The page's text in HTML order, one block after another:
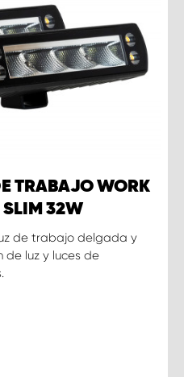
TRABAJO WORK
32W
Luz de trabajo delgada y
luz y luces de